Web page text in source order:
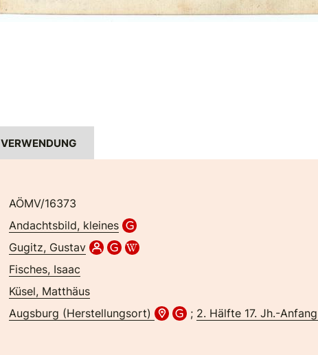
VERWENDUNG
AÖMV/16373
Andachtsbild, kleines
Gugitz, Gustav
Fisches, Isaac
Küsel, Matthäus
Augsburg (Herstellungsort) ; 2. Hälfte 17. Jh.-